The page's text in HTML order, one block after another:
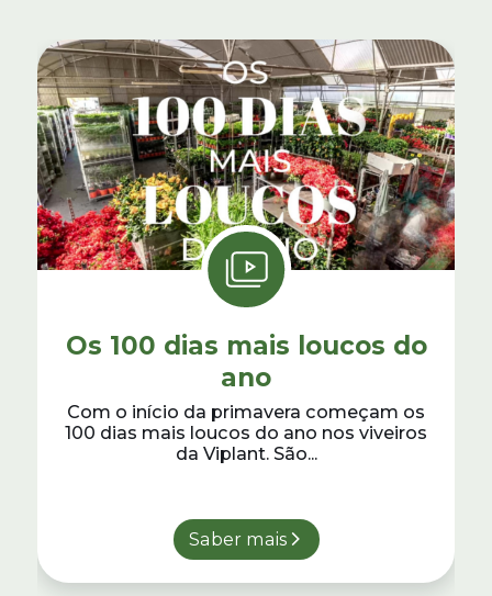
Os 100 dias mais loucos do
ano
Com o início da primavera começam os
100 dias mais loucos do ano nos viveiros
da Viplant. São...
Saber mais